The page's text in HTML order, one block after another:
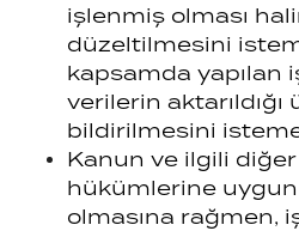
işlenmiş olması
düzeltilmesini
kapsamda yapılan
verilerin
bildirilmesini
Kanun ve ilgili
hükümlerine
olmasına rağmen,